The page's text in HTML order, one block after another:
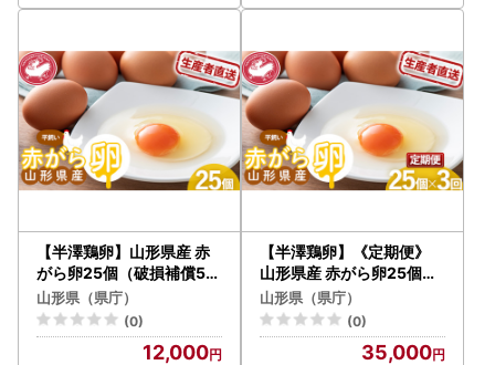
【半澤鶏卵】山形県産 赤
がら卵25個（破損補償5個
含む） 国産鶏種もみじ F2
Y-5486
山形県（県庁）
(0)
12,000
【半澤鶏卵】《定期便》
山形県産 赤がら卵25個（
破損補償5個含む）×3回
国産鶏種もみじ F2Y-548
7
山形県（県庁）
(0)
35,000